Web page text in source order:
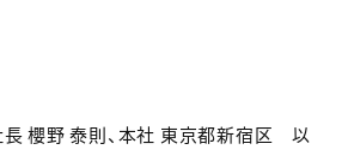
櫻野 泰則、本社 東京都新宿区 以